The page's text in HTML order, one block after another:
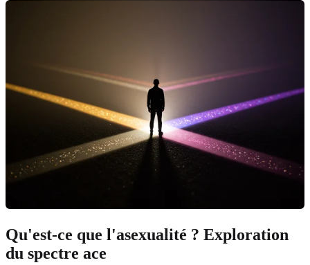
Qu'est-ce que l'asexualité ? Exploration
du spectre ace